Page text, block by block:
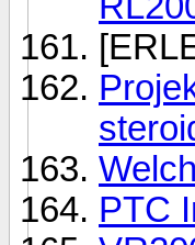
PTC